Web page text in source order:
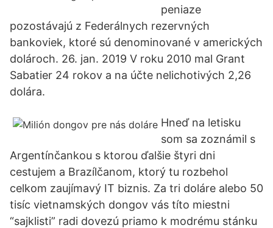
peniaze
pozostávajú z Federálnych rezervných
bankoviek, ktoré sú denominované v amerických
dolároch. 26. jan. 2019 V roku 2010 mal Grant
Sabatier 24 rokov a na účte nelichotivých 2,26
dolára.
Hneď na letisku
som sa zoznámil s
Argentínčankou s ktorou ďalšie štyri dni
cestujem a Brazílčanom, ktorý tu rozbehol
celkom zaujímavý IT biznis. Za tri doláre alebo 50
tisíc vietnamských dongov vás títo miestni
“sajklisti” radi dovezú priamo k modrému stánku